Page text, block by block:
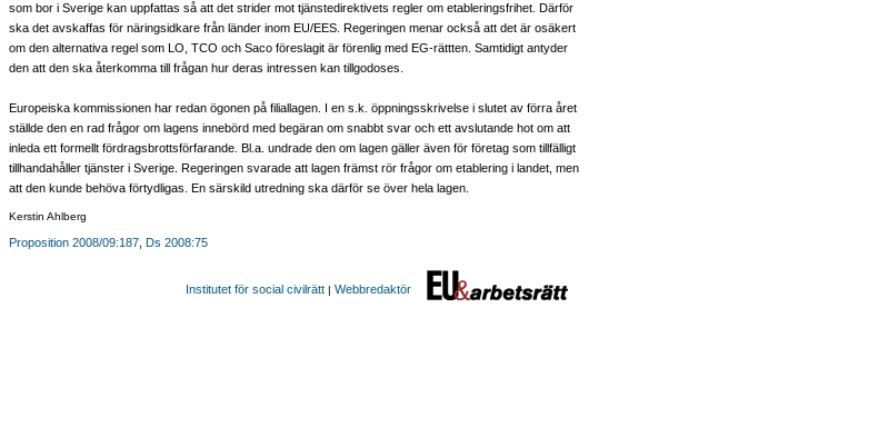
som bor i Sverige kan uppfattas så att det strider mot tjänstedirektivets regler om etableringsfrihet. Därför
ska det avskaffas för näringsidkare från länder inom EU/EES. Regeringen menar också att det är osäkert
om den alternativa regel som LO, TCO och Saco föreslagit är förenlig med EG-rättten. Samtidigt antyder
den att den ska återkomma till frågan hur deras intressen kan tillgodoses.
Europeiska kommissionen har redan ögonen på filiallagen. I en s.k. öppningsskrivelse i slutet av förra året
ställde den en rad frågor om lagens innebörd med begäran om snabbt svar och ett avslutande hot om att
inleda ett formellt fördragsbrottsförfarande. Bl.a. undrade den om lagen gäller även för företag som tillfälligt
tillhandahåller tjänster i Sverige. Regeringen svarade att lagen främst rör frågor om etablering i landet, men
att den kunde behöva förtydligas. En särskild utredning ska därför se över hela lagen.
Kerstin Ahlberg
Proposition 2008/09:187 Ds 2008:75
Institutet för social civilrätt | Webbredaktör